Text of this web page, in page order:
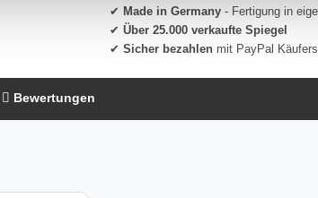
✔ Made in Germany - Fertigung in
✔ Über 25.000 verkaufte Spiegel
✔ Sicher bezahlen mit PayPal
Bewertungen